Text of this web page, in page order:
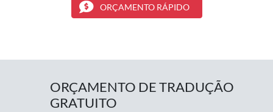
ORÇAMENTO RÁPIDO
ORÇAMENTO DE TRADUÇÃO
GRATUITO